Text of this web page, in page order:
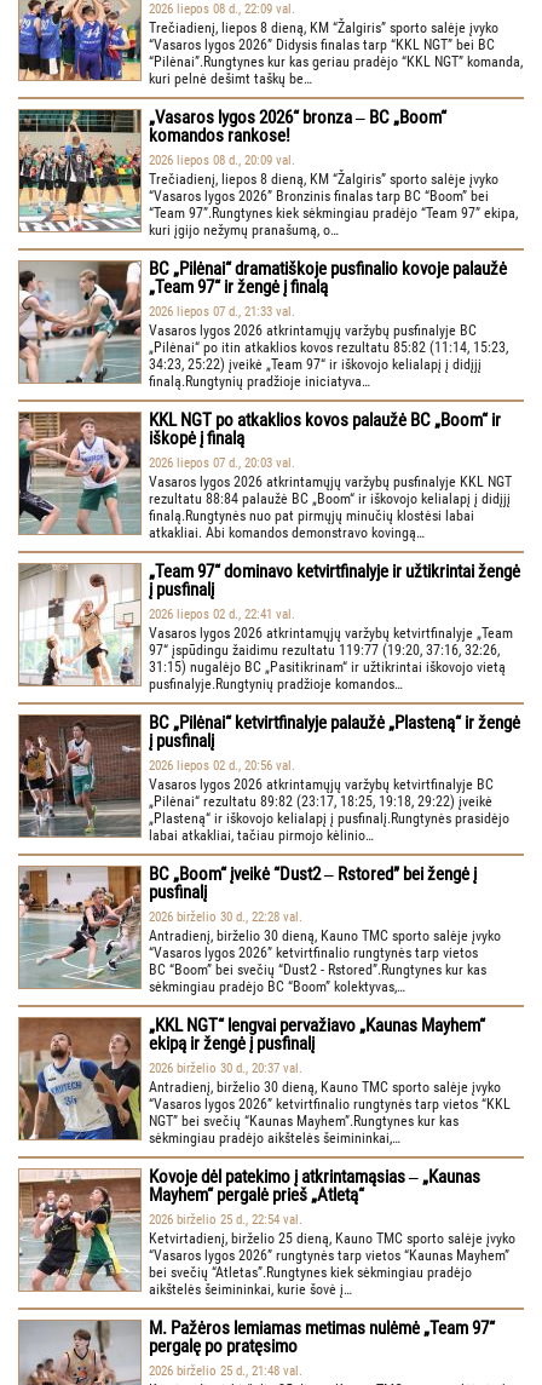
2026 liepos 08 d., 22:09 val.
Trečiadienį, liepos 8 dieną, KM “Žalgiris” sporto salėje įvyko
“Vasaros lygos 2026” Didysis finalas tarp “KKL NGT” bei BC
“Pilėnai”.Rungtynes kur kas geriau pradėjo “KKL NGT” komanda,
kuri pelnė dešimt taškų be…
„Vasaros lygos 2026“ bronza ‒ BC „Boom“
komandos rankose!
2026 liepos 08 d., 20:09 val.
Trečiadienį, liepos 8 dieną, KM “Žalgiris” sporto salėje įvyko
“Vasaros lygos 2026” Bronzinis finalas tarp BC “Boom” bei
“Team 97”.Rungtynes kiek sėkmingiau pradėjo “Team 97” ekipa,
kuri įgijo nežymų pranašumą, o…
BC „Pilėnai“ dramatiškoje pusfinalio kovoje palaužė
„Team 97“ ir žengė į finalą
2026 liepos 07 d., 21:33 val.
Vasaros lygos 2026 atkrintamųjų varžybų pusfinalyje BC
„Pilėnai“ po itin atkaklios kovos rezultatu 85:82 (11:14, 15:23,
34:23, 25:22) įveikė „Team 97“ ir iškovojo kelialapį į didįjį
finalą.Rungtynių pradžioje iniciatyva…
KKL NGT po atkaklios kovos palaužė BC „Boom“ ir
iškopė į finalą
2026 liepos 07 d., 20:03 val.
Vasaros lygos 2026 atkrintamųjų varžybų pusfinalyje KKL NGT
rezultatu 88:84 palaužė BC „Boom“ ir iškovojo kelialapį į didįjį
finalą.Rungtynės nuo pat pirmųjų minučių klostėsi labai
atkakliai. Abi komandos demonstravo kovingą…
„Team 97“ dominavo ketvirtfinalyje ir užtikrintai žengė
į pusfinalį
2026 liepos 02 d., 22:41 val.
Vasaros lygos 2026 atkrintamųjų varžybų ketvirtfinalyje „Team
97“ įspūdingu žaidimu rezultatu 119:77 (19:20, 37:16, 32:26,
31:15) nugalėjo BC „Pasitikrinam“ ir užtikrintai iškovojo vietą
pusfinalyje.Rungtynių pradžioje komandos…
BC „Pilėnai“ ketvirtfinalyje palaužė „Plasteną“ ir žengė
į pusfinalį
2026 liepos 02 d., 20:56 val.
Vasaros lygos 2026 atkrintamųjų varžybų ketvirtfinalyje BC
„Pilėnai“ rezultatu 89:82 (23:17, 18:25, 19:18, 29:22) įveikė
„Plasteną“ ir iškovojo kelialapį į pusfinalį.Rungtynės prasidėjo
labai atkakliai, tačiau pirmojo kėlinio…
BC „Boom“ įveikė “Dust2 ‒ Rstored” bei žengė į
pusfinalį
2026 birželio 30 d., 22:28 val.
Antradienį, birželio 30 dieną, Kauno TMC sporto salėje įvyko
“Vasaros lygos 2026” ketvirtfinalio rungtynės tarp vietos
BC “Boom” bei svečių “Dust2 - Rstored”.Rungtynes kur kas
sėkmingiau pradėjo BC “Boom” kolektyvas,…
„KKL NGT“ lengvai pervažiavo „Kaunas Mayhem“
ekipą ir žengė į pusfinalį
2026 birželio 30 d., 20:37 val.
Antradienį, birželio 30 dieną, Kauno TMC sporto salėje įvyko
“Vasaros lygos 2026” ketvirtfinalio rungtynės tarp vietos “KKL
NGT” bei svečių “Kaunas Mayhem”.Rungtynes kur kas
sėkmingiau pradėjo aikštelės šeimininkai,…
Kovoje dėl patekimo į atkrintamąsias ‒ „Kaunas
Mayhem“ pergalė prieš „Atletą“
2026 birželio 25 d., 22:54 val.
Ketvirtadienį, birželio 25 dieną, Kauno TMC sporto salėje įvyko
“Vasaros lygos 2026” rungtynės tarp vietos “Kaunas Mayhem”
bei svečių “Atletas”.Rungtynes kiek sėkmingiau pradėjo
aikštelės šeimininkai, kurie šovė į…
M. Pažėros lemiamas metimas nulėmė „Team 97“
pergalę po pratęsimo
2026 birželio 25 d., 21:48 val.